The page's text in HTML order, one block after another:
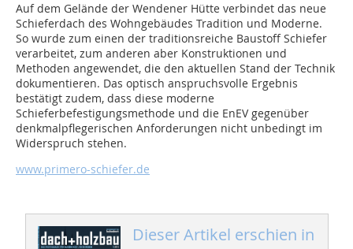
Auf dem Gelände der Wendener Hütte verbindet das neue
Schieferdach des Wohngebäudes Tradition und Moderne.
So wurde zum einen der traditionsreiche Baustoff Schiefer
verarbeitet, zum anderen aber Konstruktionen und
Methoden angewendet, die den aktuellen Stand der Technik
dokumentieren. Das optisch anspruchsvolle Ergebnis
bestätigt zudem, dass diese moderne
Schieferbefestigungsmethode und die EnEV gegenüber
denkmalpflegerischen Anforderungen nicht unbedingt im
Widerspruch stehen.
www.primero-schiefer.de
Dieser Artikel erschien in